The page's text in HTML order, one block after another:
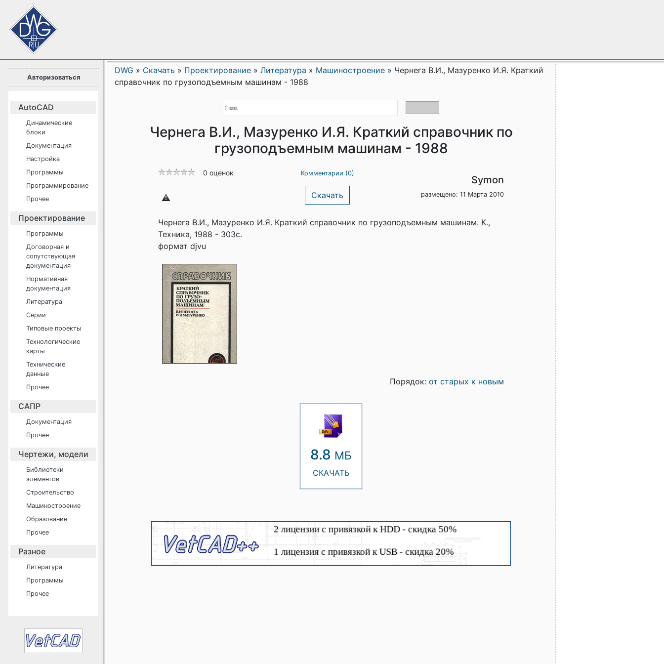
Авторизоваться
AutoCAD
Динамические
блоки
Документация
Настройка
Программы
Программирование
Прочее
Проектирование
Программы
Договорная и
сопутствующая
документация
Нормативная
документация
Литература
Серии
Типовые проекты
Технологические
карты
Технические
данные
Прочее
САПР
Документация
Прочее
Чертежи, модели
Библиотеки
элементов
Строительство
Машиностроение
Образование
Прочее
Разное
Литература
Программы
Прочее
DWG » Скачать » Проектирование » Литература » Машиностроение » Чернега В.И., Мазуренко И.Я. Краткий
справочник по грузоподъемным машинам - 1988
Чернега В.И., Мазуренко И.Я. Краткий справочник по
грузоподъемным машинам - 1988
0 оценок Комментарии (0)
Скачать
Symon
размещено: 11 Марта 2010
Чернега В.И., Мазуренко И.Я. Краткий справочник по грузоподъемным машинам. К.,
Техника, 1988 - 303с.
формат djvu
Порядок: от старых к новым
8.8 МБ
СКАЧАТЬ